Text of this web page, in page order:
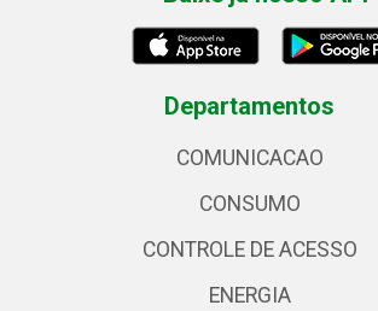
Departamentos
COMUNICACAO
CONSUMO
CONTROLE DE ACESSO
ENERGIA